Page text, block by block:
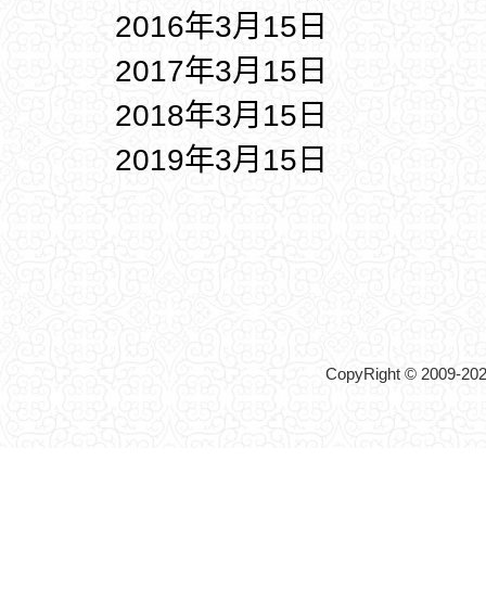
2016年3月15日
2017年3月15日
2018年3月15日
2019年3月15日
CopyRight © 2009-